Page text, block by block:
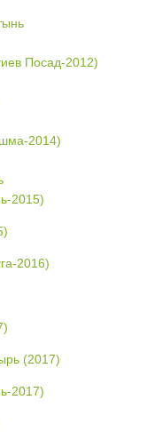
Посад-2012)
2014)
2015)
2016)
(2017)
2017)